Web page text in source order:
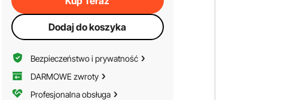
Dodaj do koszyka
Bezpieczeństwo i prywatność
DARMOWE zwroty
Profesjonalna obsługa